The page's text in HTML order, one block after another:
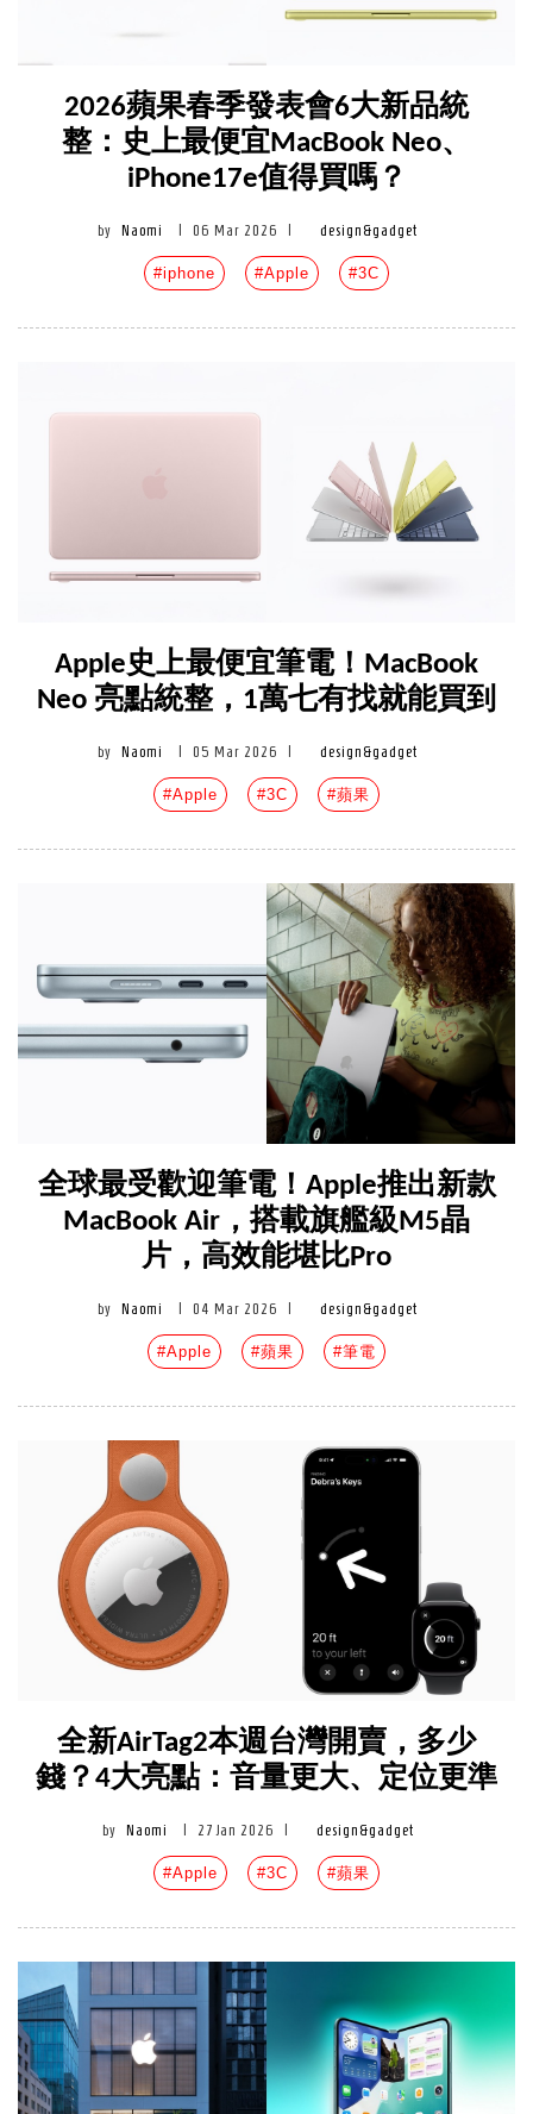
2026蘋果春季發表會6大新品統
整：史上最便宜MacBook Neo、
iPhone17e值得買嗎？
by Naomi 06 Mar 2026 design&gadget
#iphone #Apple #3C
Apple史上最便宜筆電！MacBook
Neo 亮點統整，1萬七有找就能買到
by Naomi 05 Mar 2026 design&gadget
#Apple #3C #蘋果
全球最受歡迎筆電！Apple推出新款
MacBook Air，搭載旗艦級M5晶
片，高效能堪比Pro
by Naomi 04 Mar 2026 design&gadget
#Apple #蘋果 #筆電
全新AirTag2本週台灣開賣，多少
錢？4大亮點：音量更大、定位更準
by Naomi 27 Jan 2026 design&gadget
#Apple #3C #蘋果